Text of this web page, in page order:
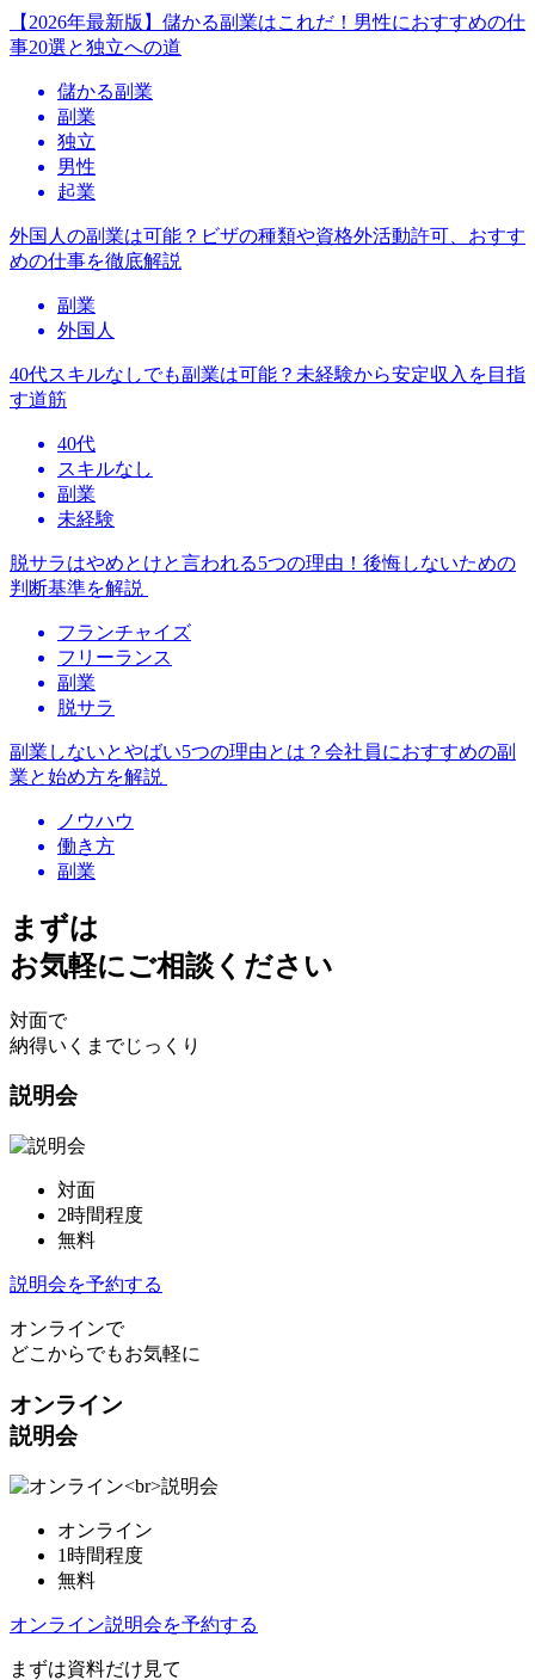
【2026年最新版】儲かる副業はこれだ！男性におすすめの仕
事20選と独立への道
儲かる副業
副業
独立
男性
起業
外国人の副業は可能？ビザの種類や資格外活動許可、おすす
めの仕事を徹底解説
副業
外国人
40代スキルなしでも副業は可能？未経験から安定収入を目指
す道筋
40代
スキルなし
副業
未経験
脱サラはやめとけと言われる5つの理由！後悔しないための
判断基準を解説
フランチャイズ
フリーランス
副業
脱サラ
副業しないとやばい5つの理由とは？会社員におすすめの副
業と始め方を解説
ノウハウ
働き方
副業
まずは
お気軽にご相談ください
対面で
納得いくまでじっくり
説明会
対面
2時間程度
無料
説明会を予約する
オンラインで
どこからでもお気軽に
オンライン
説明会
オンライン
1時間程度
無料
オンライン説明会を予約する
まずは資料だけ見て